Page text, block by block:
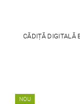
CĂDIȚĂ DIGITALĂ
NOU